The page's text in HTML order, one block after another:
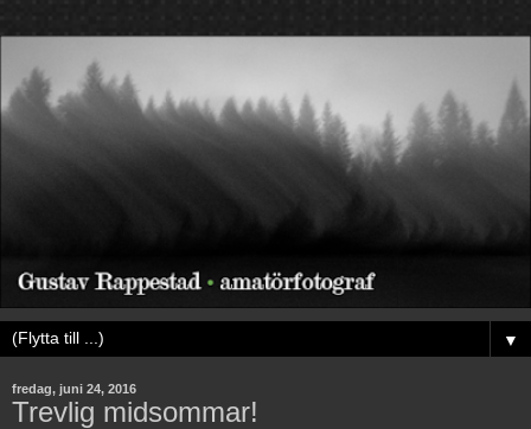
▼
fredag, juni 24, 2016
Trevlig midsommar!